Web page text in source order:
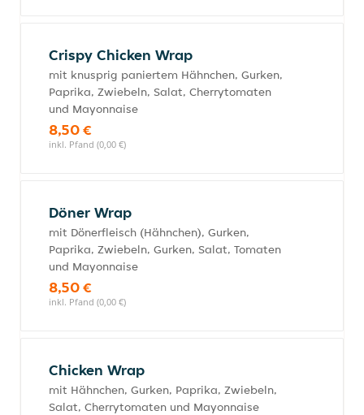
Crispy Chicken Wrap
mit knusprig paniertem Hähnchen, Gurken,
Paprika, Zwiebeln, Salat, Cherrytomaten
und Mayonnaise
8,50 €
inkl. Pfand (0,00 €)
Döner Wrap
mit Dönerfleisch (Hähnchen), Gurken,
Paprika, Zwiebeln, Gurken, Salat, Tomaten
und Mayonnaise
8,50 €
inkl. Pfand (0,00 €)
Chicken Wrap
mit Hähnchen, Gurken, Paprika, Zwiebeln,
Salat, Cherrytomaten und Mayonnaise